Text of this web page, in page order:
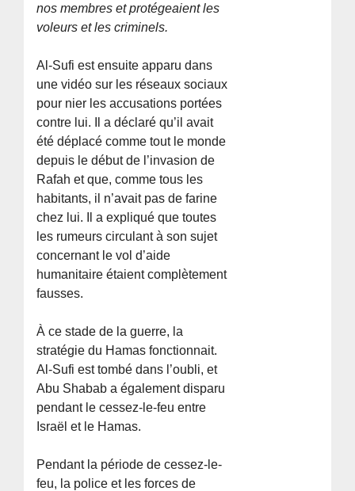
nos membres et protégeaient les
voleurs et les criminels.
Al-Sufi est ensuite apparu dans
une vidéo sur les réseaux sociaux
pour nier les accusations portées
contre lui. Il a déclaré qu’il avait
été déplacé comme tout le monde
depuis le début de l’invasion de
Rafah et que, comme tous les
habitants, il n’avait pas de farine
chez lui. Il a expliqué que toutes
les rumeurs circulant à son sujet
concernant le vol d’aide
humanitaire étaient complètement
fausses.
À ce stade de la guerre, la
stratégie du Hamas fonctionnait.
Al-Sufi est tombé dans l’oubli, et
Abu Shabab a également disparu
pendant le cessez-le-feu entre
Israël et le Hamas.
Pendant la période de cessez-le-
feu, la police et les forces de